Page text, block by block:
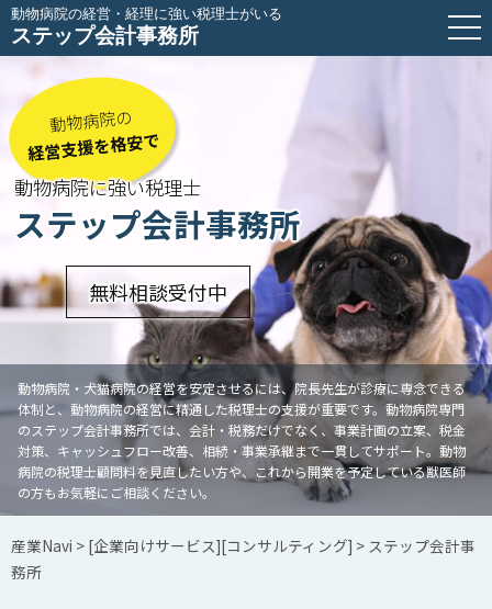
動物病院の経営・経理に強い税理士がいる
ステップ会計事務所
動物病院の
経営支援を格安で
動物病院に強い税理士
ステップ会計事務所
無料相談受付中
動物病院・犬猫病院の経営を安定させるには、院長先生が診療に専念できる
体制と、動物病院の経営に精通した税理士の支援が重要です。動物病院専門
のステップ会計事務所では、会計・税務だけでなく、事業計画の立案、税金
対策、キャッシュフロー改善、相続・事業承継まで一貫してサポート。動物
病院の税理士顧問料を見直したい方や、これから開業を予定している獣医師
の方もお気軽にご相談ください。
産業Navi > [企業向けサービス][コンサルティング] > ステップ会計事
務所